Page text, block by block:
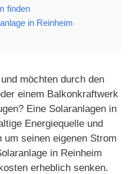
finden
in Reinheim
möchten durch den
einem Balkonkraftwerk
Eine Solaranlagen in
Energiequelle und
seinen eigenen Strom
in Reinheim
erheblich senken.